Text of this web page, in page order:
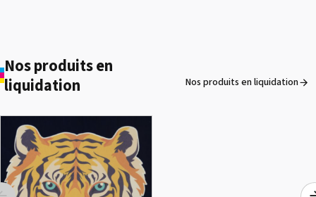
ROLAND DG VersaArt RE-640 /
OCCASION
Voir le détail
Nos produits en
liquidation
Nos produits en liquidation